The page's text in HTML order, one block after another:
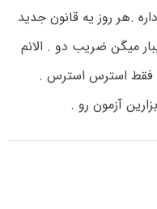
.هر روز یه قانون جدید
میگن زبان مصوب ۲۵% . ببار میگن ضریب دو . الانم
. فقط استرس استرس .
آزمون رو .